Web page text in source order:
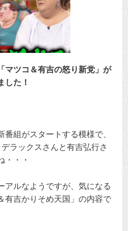
マツコ＆有吉の怒り新党」が
した！
番組がスタートする模様で、
ラックスさんと有吉弘行さ
・・・
アルなようですが、気になる
有吉かりそめ天国」の内容で